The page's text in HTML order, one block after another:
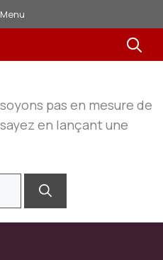
Menu
pas en mesure de
en lançant une